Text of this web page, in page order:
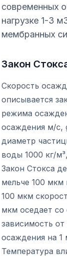
современных
нагрузке 1-3
мембранных
Закон
Скорость
описывается
режима
осаждения м/с,
диаметр
воды 1000 кг/
Закон Стокса
мельче 100 мкм
100 мкм
мкм оседает
зависимость
осаждения на 1
Температура